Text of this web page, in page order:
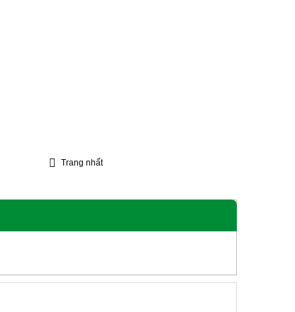
Trang nhất